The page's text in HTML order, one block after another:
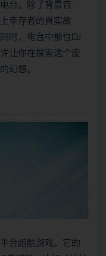
台。除了背景音
幸存者的真实故
时，电台中那位DJ
让你在探索这个废
幻想。
台跑酷游戏。它的